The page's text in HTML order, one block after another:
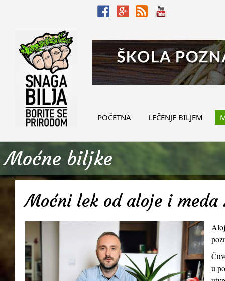
POČETNA LEČENJE BILJEM
Moćne biljke
Moćni lek od aloje i meda
u